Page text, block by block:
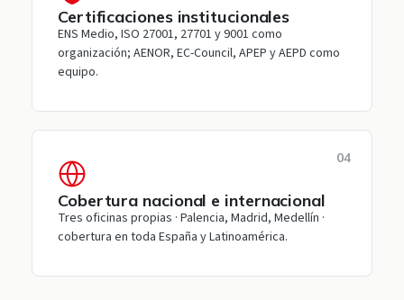
Certificaciones institucionales
ENS Medio, ISO 27001, 27701 y 9001 como
organización; AENOR, EC-Council, APEP y AEPD como
equipo.
04
Cobertura nacional e internacional
Tres oficinas propias · Palencia, Madrid, Medellín ·
cobertura en toda España y Latinoamérica.